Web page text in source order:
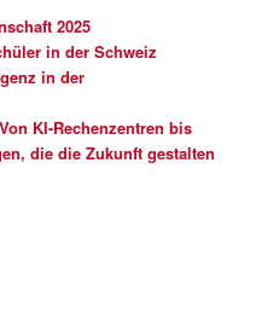
2025
in der Schweiz
in der
KI-Rechenzentren bis
die die Zukunft gestalten